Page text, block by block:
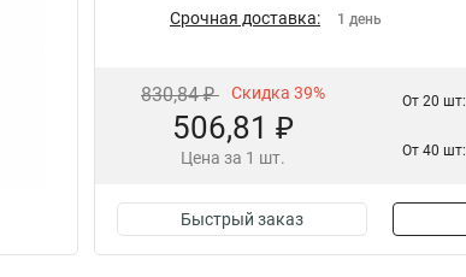
Срочная доставка: 1 день
830,84 ₽ Скидка 39%
506,81 ₽
Цена за 1 шт.
От 20 шт:
От 40 шт:
Быстрый заказ